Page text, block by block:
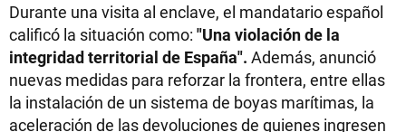
Durante una visita al enclave, el mandatario español
calificó la situación como: "Una violación de la
integridad territorial de España". Además, anunció
nuevas medidas para reforzar la frontera, entre ellas
la instalación de un sistema de boyas marítimas, la
aceleración de las devoluciones de quienes ingresen